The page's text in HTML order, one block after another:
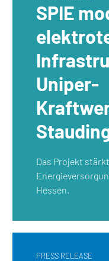
SPIE
Uniper-
Das Projekt
Hessen.
PRESS RELEASE